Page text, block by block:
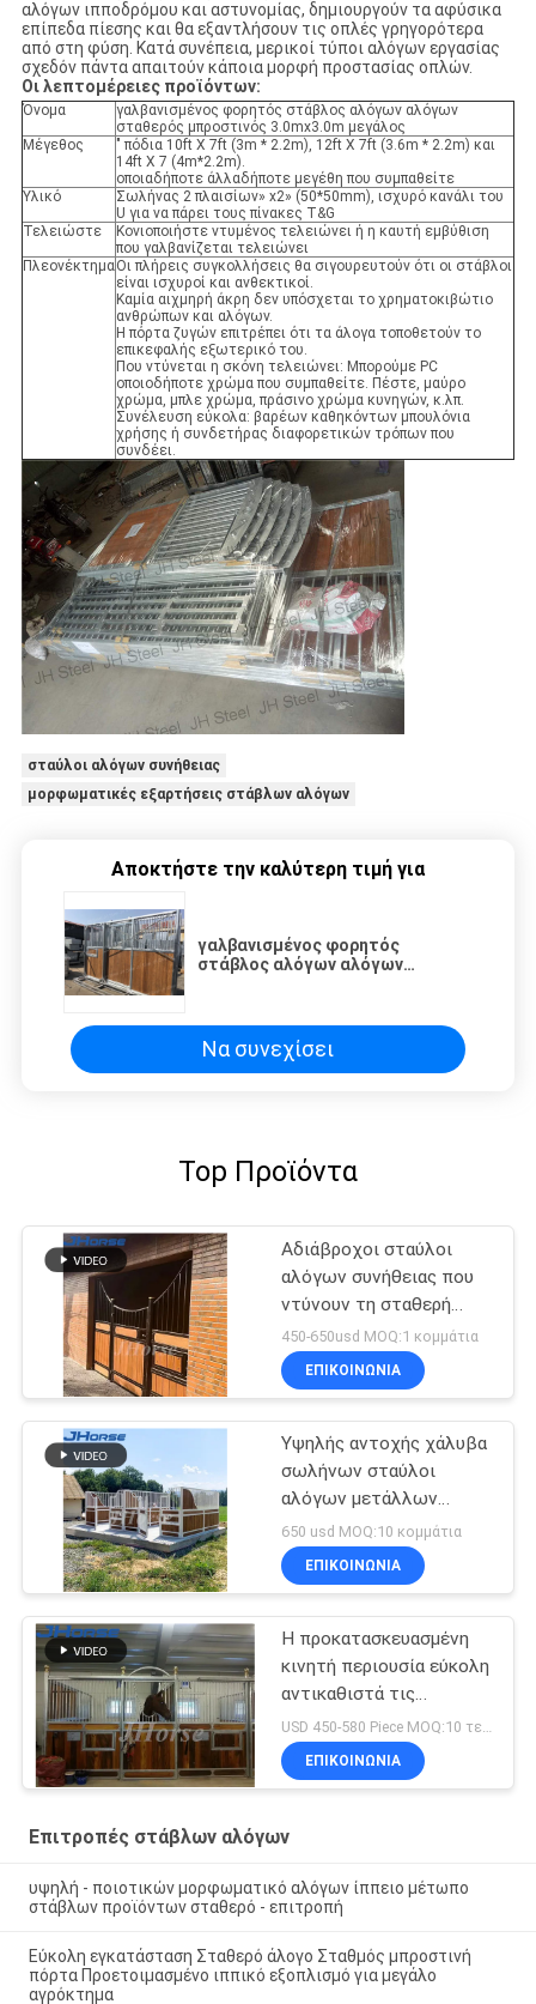
αλόγων ιπποδρόμου και αστυνομίας, δημιουργούν τα αφύσικα
επίπεδα πίεσης και θα εξαντλήσουν τις οπλές γρηγορότερα
από στη φύση. Κατά συνέπεια, μερικοί τύποι αλόγων εργασίας
σχεδόν πάντα απαιτούν κάποια μορφή προστασίας οπλών.
Οι λεπτομέρειες προϊόντων:
Όνομα
γαλβανισμένος φορητός στάβλος αλόγων αλόγων
σταθερός μπροστινός 3.0mx3.0m μεγάλος
Μέγεθος
" πόδια 10ft X 7ft (3m * 2.2m), 12ft X 7ft (3.6m * 2.2m) και
14ft X 7 (4m*2.2m).
οποιαδήποτε άλλαδήποτε μεγέθη που συμπαθείτε
Υλικό
Σωλήνας 2 πλαισίων» x2» (50*50mm), ισχυρό κανάλι του
U για να πάρει τους πίνακες T&G
Τελειώστε
Κονιοποιήστε ντυμένος τελειώνει ή η καυτή εμβύθιση
που γαλβανίζεται τελειώνει
ΠλεονέκτημαΟι πλήρεις συγκολλήσεις θα σιγουρευτούν ότι οι στάβλοι
είναι ισχυροί και ανθεκτικοί.
Καμία αιχμηρή άκρη δεν υπόσχεται το χρηματοκιβώτιο
ανθρώπων και αλόγων.
Η πόρτα ζυγών επιτρέπει ότι τα άλογα τοποθετούν το
επικεφαλής εξωτερικό του.
Που ντύνεται η σκόνη τελειώνει: Μπορούμε PC
οποιοδήποτε χρώμα που συμπαθείτε. Πέστε, μαύρο
χρώμα, μπλε χρώμα, πράσινο χρώμα κυνηγών, κ.λπ.
Συνέλευση εύκολα: βαρέων καθηκόντων μπουλόνια
χρήσης ή συνδετήρας διαφορετικών τρόπων που
συνδέει.
σταύλοι αλόγων συνήθειας
μορφωματικές εξαρτήσεις στάβλων αλόγων
Αποκτήστε την καλύτερη τιμή για
γαλβανισμένος φορητός
στάβλος αλόγων αλόγων
Να συνεχίσει
Top Προϊόντα
Αδιάβροχοι σταύλοι
αλόγων συνήθειας που
ντύνουν τη σταθερή
πόρτα μετώπων
στάβλων αλόγων
450-650usd MOQ:1 κομμάτια
ΕΠΙΚΟΙΝΩΝΙΑ
Υψηλής αντοχής χάλυβα
σωλήνων σταύλοι
αλόγων μετάλλων
πλαισίων prefab με τη
στέγη μακράς διαρκείας
650 usd MOQ:10 κομμάτια
ΕΠΙΚΟΙΝΩΝΙΑ
Η προκατασκευασμένη
κινητή περιουσία εύκολη
αντικαθιστά τις
γλιστρώντας
ευρωπαϊκές επιτροπές
μετώπων στάβλων
ΕΠΙΚΟΙΝΩΝΙΑ
Επιτροπές στάβλων αλόγων
υψηλή - ποιοτικών μορφωματικό αλόγων ίππειο μέτωπο
στάβλων προϊόντων σταθερό - επιτροπή
Εύκολη εγκατάσταση Σταθερό άλογο Σταθμός μπροστινή
πόρτα Προετοιμασμένο ιππικό εξοπλισμό για μεγάλο
αγρόκτημα